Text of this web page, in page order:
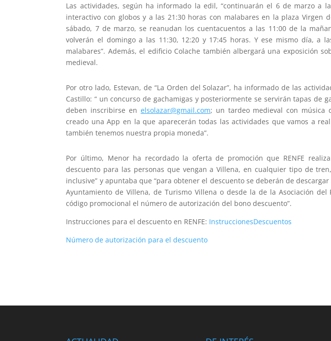
Las actividades, según ha informado la edil, “continuarán el 6 de marzo a
interactivo con globos y a las 21:30 horas con malabares en la plaza Virgen
sábado, 7 de marzo, se reanudan los cuentacuentos a las 11:00 de la
volverán el domingo a las 11:30, 12:20 y 17:45 horas. Y ese mismo día, a
malabares”. Además, el edificio Colache también albergará una exposición
medieval.
Por otro lado, Estevan, de “La Orden del Solazar”, ha informado de las
Castillo: “ un concurso de gachamigas y posteriormente se servirán tapas de
deben inscribirse en elsolazar@gmail.com; un tardeo medieval con música
creado una App en la que aparecerán todas las actividades que vamos a
también tenemos nuestra propia moneda”.
Por último, Menor ha recordado la oferta de promoción que RENFE
descuento para las personas que vengan a Villena, en cualquier tipo de
inclusive” y apuntaba que “para obtener el descuento se deberán de
Ayuntamiento de Villena, de Turismo Villena o desde la de la Asociación
código promocional el número de autorización del bono descuento”.
Instrucciones para el descuento en RENFE: InstruccionesDescuentos
Número de autorización para el descuento